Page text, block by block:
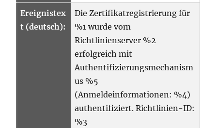
Ereignistex
t (deutsch):
Die Zertifikatregistrierung für
%1 wurde vom
Richtlinienserver %2
erfolgreich mit
Authentifizierungsmechanism
us %5
(Anmeldeinformationen: %4)
authentifiziert. Richtlinien-ID:
%3